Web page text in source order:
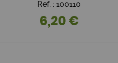
Ref. : 100110
6,20 €